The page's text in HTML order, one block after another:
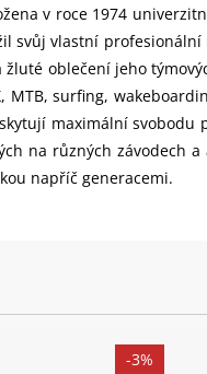
v roce 1974
svůj vlastní
oblečení jeho
surfing,
maximální
na různých závodech a
napříč generacemi.
-3%